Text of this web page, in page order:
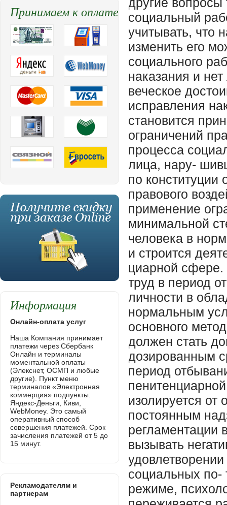
Принимаем к оплате
Информация
Онлайн-оплата услуг
Наша Компания принимает
платежи через Сбербанк
Онлайн и терминалы
моментальной оплаты
(Элекснет, ОСМП и любые
другие). Пункт меню
терминалов «Электронная
коммерция» подпункты:
Яндекс-Деньги, Киви,
WebMoney. Это самый
оперативный способ
совершения платежей. Срок
зачисления платежей от 5 до
15 минут.
Рекламодателям и
партнерам